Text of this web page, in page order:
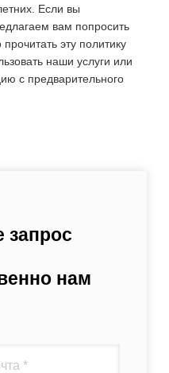
Если вы
вам попросить
эту политику
наши услуги или
с предварительного
запрос
нам